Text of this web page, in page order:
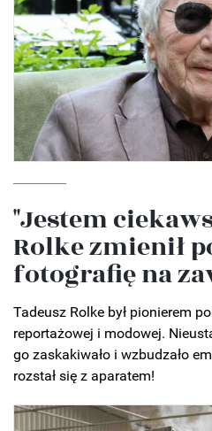
"Jestem
Rolke zmienił
fotografię na
Tadeusz Rolke był pionierem
reportażowej i modowej.
go zaskakiwało i wzbudzało
rozstał się z aparatem!